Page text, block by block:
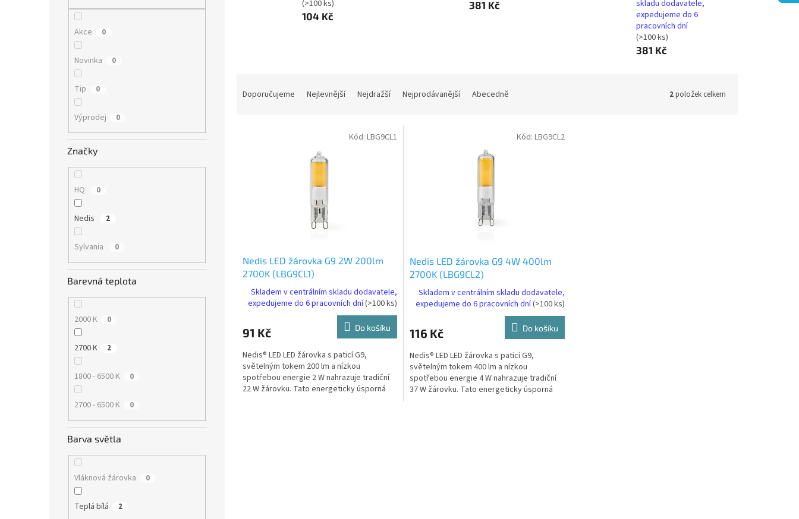
Akce 0
Novinka 0
Tip 0
Výprodej 0
Značky
HQ 0
Nedis 2
Sylvania 0
Barevná teplota
2000 K 0
2700 K 2
1800 - 6500 K 0
2700 - 6500 K 0
Barva světla
Vláknová žárovka 0
Teplá bílá 2
(>100 ks)
104 Kč
381 Kč
skladu dodavatele,
expedujeme do 6
pracovních dní
(>100 ks)
381 Kč
Doporučujeme Nejlevnější Nejdražší Nejprodávanější Abecedně 2položek celkem
Nedis LED žárovka G9 2W 200lm
2700K (LBG9CL1)
Skladem v centrálním skladu dodavatele,
expedujeme do 6 pracovních dní(>100 ks)
91 Kč Do košíku
Nedis® LED LED žárovka s paticí G9,
světelným tokem 200 lm a nízkou
spotřebou energie 2 W nahrazuje tradiční
22 W žárovku. Tato energeticky úsporná
Kód: LBG9CL1
Nedis LED žárovka G9 4W 400lm
2700K (LBG9CL2)
Skladem v centrálním skladu dodavatele,
expedujeme do 6 pracovních dní(>100 ks)
116 Kč Do košíku
Nedis® LED LED žárovka s paticí G9,
světelným tokem 400 lm a nízkou
spotřebou energie 4 W nahrazuje tradiční
37 W žárovku. Tato energeticky úsporná
Kód: LBG9CL2